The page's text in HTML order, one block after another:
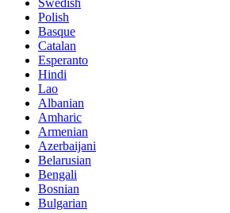
Swedish
Polish
Basque
Catalan
Esperanto
Hindi
Lao
Albanian
Amharic
Armenian
Azerbaijani
Belarusian
Bengali
Bosnian
Bulgarian